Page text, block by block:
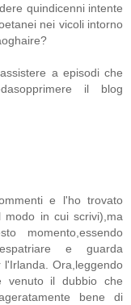
quindicenni intente
nei vicoli intorno
a episodi che
il blog
e l'ho trovato
in cui scrivi),ma
momento,essendo
e guarda
Ora,leggendo
venuto il dubbio che
bene di